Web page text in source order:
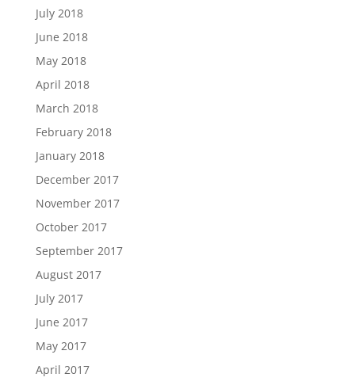
July 2018
June 2018
May 2018
April 2018
March 2018
February 2018
January 2018
December 2017
November 2017
October 2017
September 2017
August 2017
July 2017
June 2017
May 2017
April 2017